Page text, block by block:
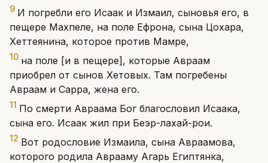
9 И погребли его Исаак и Измаил, сыновья его, в
пещере Махпеле, на поле Ефрона, сына Цохара,
Хеттеянина, которое против Мамре,
10 на поле [и в пещере], которые Авраам
приобрел от сынов Хетовых. Там погребены
Авраам и Сарра, жена его.
11 По смерти Авраама Бог благословил Исаака,
сына его. Исаак жил при Беэр-лахай-рои.
12 Вот родословие Измаила, сына Авраамова,
которого родила Аврааму Агарь Египтянка,